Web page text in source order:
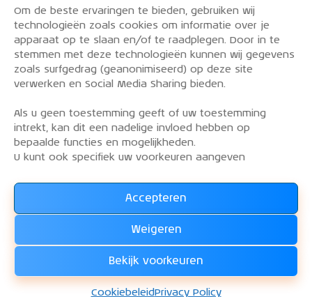
Om de beste ervaringen te bieden, gebruiken wij
technologieën zoals cookies om informatie over je
apparaat op te slaan en/of te raadplegen. Door in te
stemmen met deze technologieën kunnen wij gegevens
zoals surfgedrag (geanonimiseerd) op deze site
verwerken en Social Media Sharing bieden.
Als u geen toestemming geeft of uw toestemming
intrekt, kan dit een nadelige invloed hebben op
bepaalde functies en mogelijkheden.
U kunt ook specifiek uw voorkeuren aangeven
Accepteren
Weigeren
Bekijk voorkeuren
Cookiebeleid Privacy Policy
PRIVACY POLICY
OVER DE KLM AEROCLUB
VLIEGLESSEN
VLOOT
Word lid van de KLM Aeroclub. Basis lid, simulator
lid of vliegend lid. Ook niet KLM-ers zijn welkom!
Lees alles over het lidmaatschap van de KLM Aeroclub
WORD LID !!!
© 2026. Alle rechten voorbehouden.